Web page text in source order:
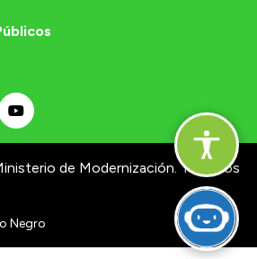
de Modernización. Términos
Negro